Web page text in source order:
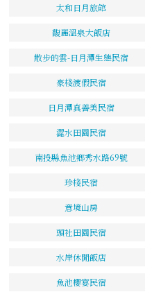
太和日月旅館
馥麗溫泉大飯店
散步的雲-日月潭生態民宿
豪棧渡假民宿
日月潭真善美民宿
澀水田園民宿
南投縣魚池鄉秀水路69號
珍棧民宿
意境山房
頭社田園民宿
水岸休閒飯店
魚池櫻宴民宿